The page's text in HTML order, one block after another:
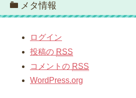
メタ情報
ログイン
投稿の RSS
コメントの RSS
WordPress.org